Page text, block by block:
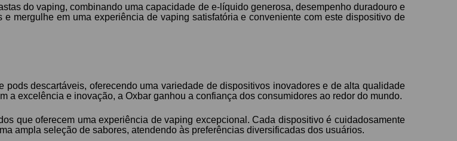
do vaping, combinando uma capacidade de e-líquido generosa, desempenho duradouro e
mergulhe em uma experiência de vaping satisfatória e conveniente com este dispositivo de
descartáveis, oferecendo uma variedade de dispositivos inovadores e de alta qualidade
a excelência e inovação, a Oxbar ganhou a confiança dos consumidores ao redor do mundo.
que oferecem uma experiência de vaping excepcional. Cada dispositivo é cuidadosamente
ampla seleção de sabores, atendendo às preferências diversificadas dos usuários.